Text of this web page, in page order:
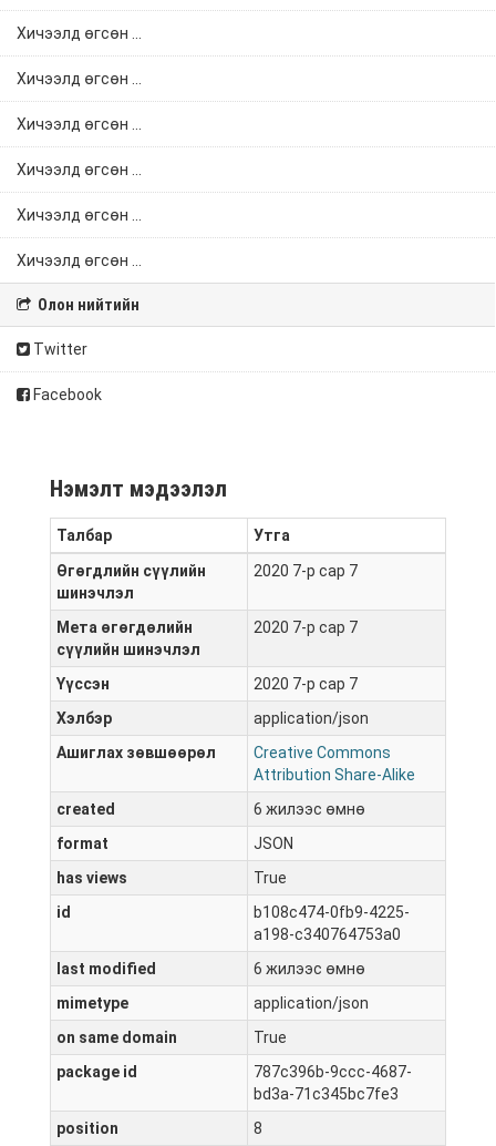
Хичээлд өгсөн ...
Хичээлд өгсөн ...
Хичээлд өгсөн ...
Хичээлд өгсөн ...
Хичээлд өгсөн ...
Хичээлд өгсөн ...
Олон нийтийн
Twitter
Facebook
Нэмэлт мэдээлэл
Талбар
Утга
Өгөгдлийн сүүлийн
шинэчлэл
2020 7-р сар 7
Мета өгөгдөлийн
сүүлийн шинэчлэл
2020 7-р сар 7
Үүссэн
2020 7-р сар 7
Хэлбэр
application/json
Ашиглах зөвшөөрөл
Creative Commons
Attribution Share-Alike
created
6 жилээс өмнө
format
JSON
has views
True
id
b108c474-0fb9-4225-
a198-c340764753a0
last modified
6 жилээс өмнө
mimetype
application/json
on same domain
True
package id
787c396b-9ccc-4687-
bd3a-71c345bc7fe3
position
8